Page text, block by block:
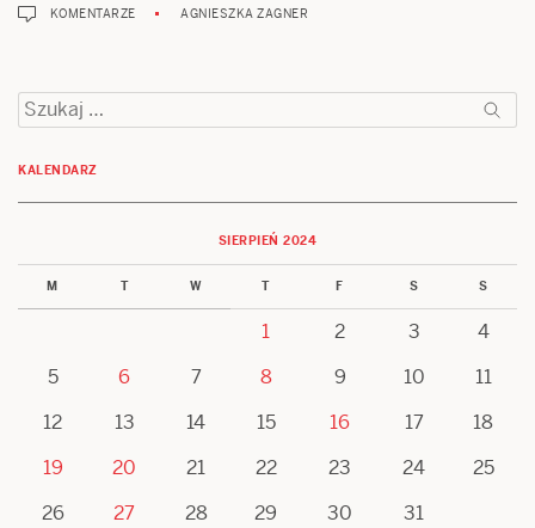
KOMENTARZE AGNIESZKA ZAGNER
Szukaj:
KALENDARZ
SIERPIEŃ 2024
M T W T F S S
1 2 3
4
5
6 7 8 9 10
11
12
13 14 15 16 17
18
19
20 21 22 23 24
25
26
27 28 29 30
31